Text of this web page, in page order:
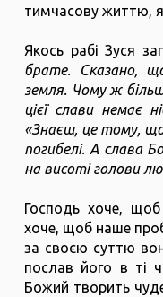
тимчасову життю, як
Якось рабі Зуся
брате. Сказано,
земля. Чому ж
цієї слави немає
«Знаєш, це тому,
погибелі. А слава
на висоті голови
Господь хоче,
хоче, щоб наше
за своєю суттю
послав його в ті
Божий творить